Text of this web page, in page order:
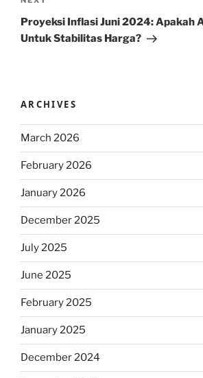
Post
Proyeksi Inflasi Juni 2024: Apakah
Untuk Stabilitas Harga?
ARCHIVES
March 2026
February 2026
January 2026
December 2025
July 2025
June 2025
February 2025
January 2025
December 2024